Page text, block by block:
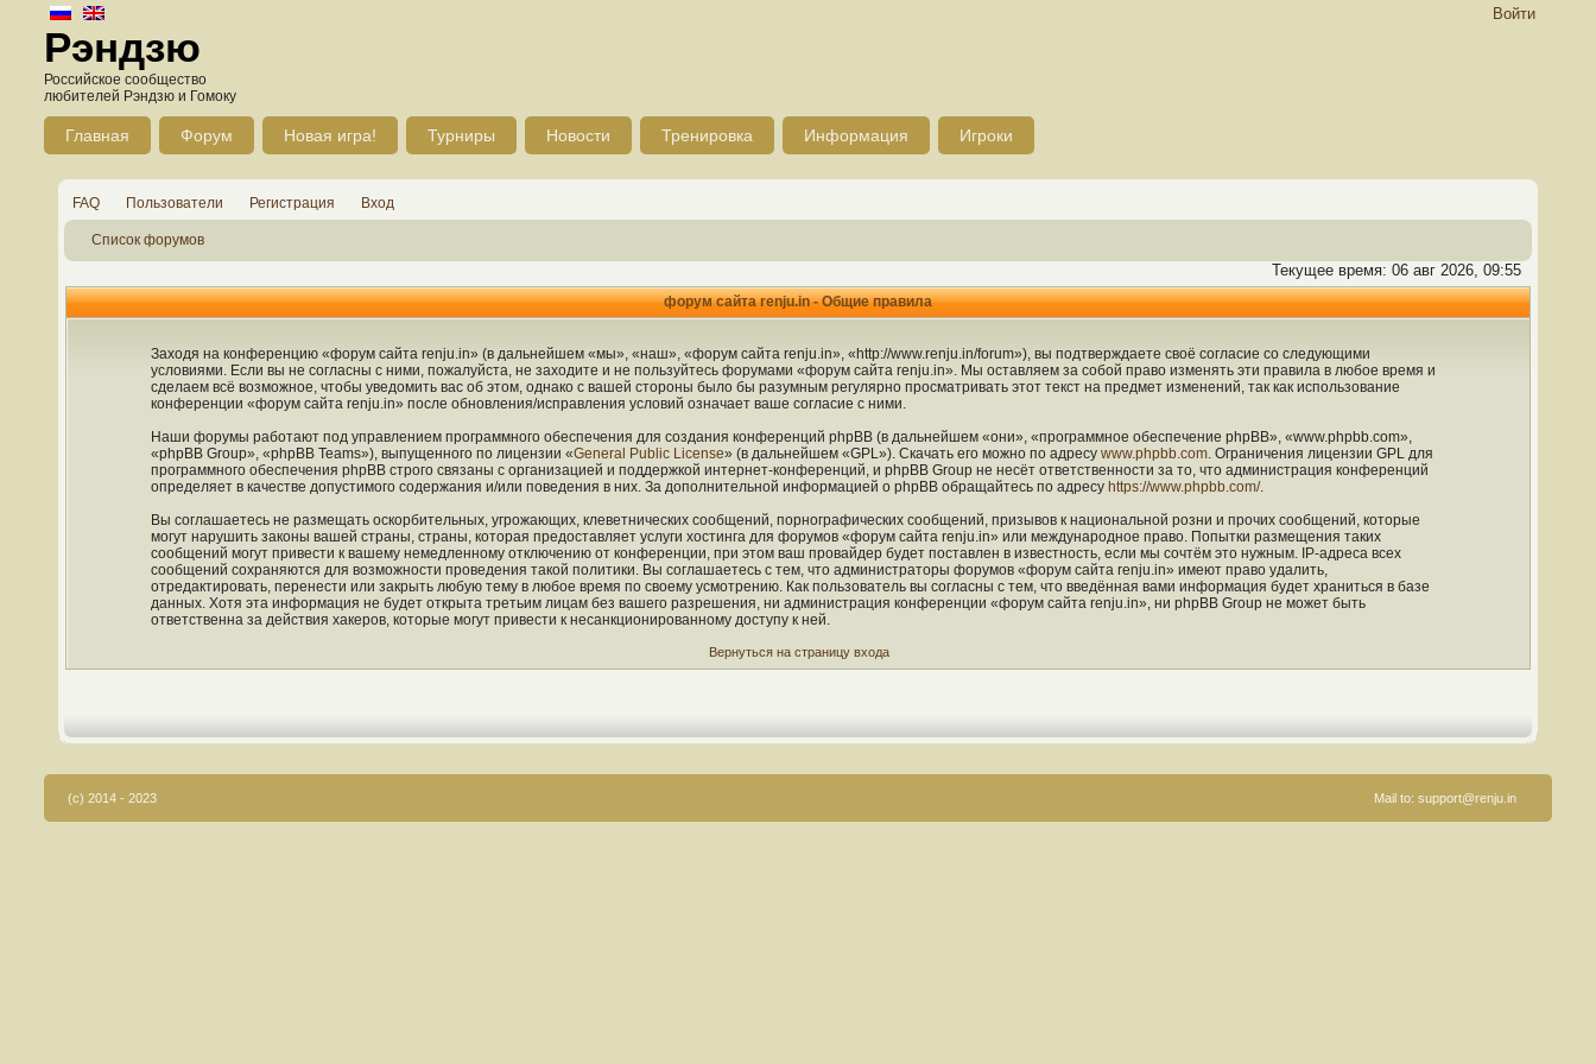
Войти
Рэндзю
Российское сообщество
любителей Рэндзю и Гомоку
Главная Форум Новая игра! Турниры Новости Тренировка Информация Игроки
FAQ Пользователи Регистрация Вход
Список форумов
Текущее время: 06 авг 2026, 09:55
форум сайта renju.in - Общие правила
Заходя на конференцию «форум сайта renju.in» (в дальнейшем «мы», «наш», «форум сайта renju.in», «http://www.renju.in/forum»), вы подтверждаете своё согласие со следующими
условиями. Если вы не согласны с ними, пожалуйста, не заходите и не пользуйтесь форумами «форум сайта renju.in». Мы оставляем за собой право изменять эти правила в любое время и
сделаем всё возможное, чтобы уведомить вас об этом, однако с вашей стороны было бы разумным регулярно просматривать этот текст на предмет изменений, так как использование
конференции «форум сайта renju.in» после обновления/исправления условий означает ваше согласие с ними.
Наши форумы работают под управлением программного обеспечения для создания конференций phpBB (в дальнейшем «они», «программное обеспечение phpBB», «www.phpbb.com»,
«phpBB Group», «phpBB Teams»), выпущенного по лицензии «General Public License» (в дальнейшем «GPL»). Скачать его можно по адресу www.phpbb.com. Ограничения лицензии GPL для
программного обеспечения phpBB строго связаны с организацией и поддержкой интернет-конференций, и phpBB Group не несёт ответственности за то, что администрация конференций
определяет в качестве допустимого содержания и/или поведения в них. За дополнительной информацией о phpBB обращайтесь по адресу https://www.phpbb.com/.
Вы соглашаетесь не размещать оскорбительных, угрожающих, клеветнических сообщений, порнографических сообщений, призывов к национальной розни и прочих сообщений, которые
могут нарушить законы вашей страны, страны, которая предоставляет услуги хостинга для форумов «форум сайта renju.in» или международное право. Попытки размещения таких
сообщений могут привести к вашему немедленному отключению от конференции, при этом ваш провайдер будет поставлен в известность, если мы сочтём это нужным. IP-адреса всех
сообщений сохраняются для возможности проведения такой политики. Вы соглашаетесь с тем, что администраторы форумов «форум сайта renju.in» имеют право удалить,
отредактировать, перенести или закрыть любую тему в любое время по своему усмотрению. Как пользователь вы согласны с тем, что введённая вами информация будет храниться в базе
данных. Хотя эта информация не будет открыта третьим лицам без вашего разрешения, ни администрация конференции «форум сайта renju.in», ни phpBB Group не может быть
ответственна за действия хакеров, которые могут привести к несанкционированному доступу к ней.
Вернуться на страницу входа
(c) 2014 - 2023 Mail to: support@renju.in